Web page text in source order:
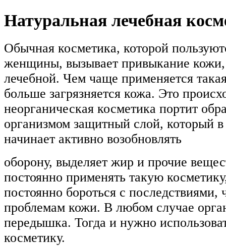
Натуральная лечебная
Обычная косметика, которой
женщины, вызывает привыкание кожи,
лечебной. Чем чаще применяется
больше загрязняется кожа. Это
неорганическая косметика портит
организмом защитный слой, который в
начинает активно возобновлять
оборону, выделяет жир и прочие
постоянно применять такую
постоянно бороться с последствиями,
проблемам кожи. В любом случае
передышка. Тогда и нужно
косметику.